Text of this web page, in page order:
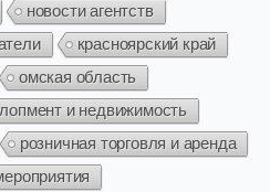
новости агентств
красноярский край
омская область
и недвижимость
розничная торговля и аренда